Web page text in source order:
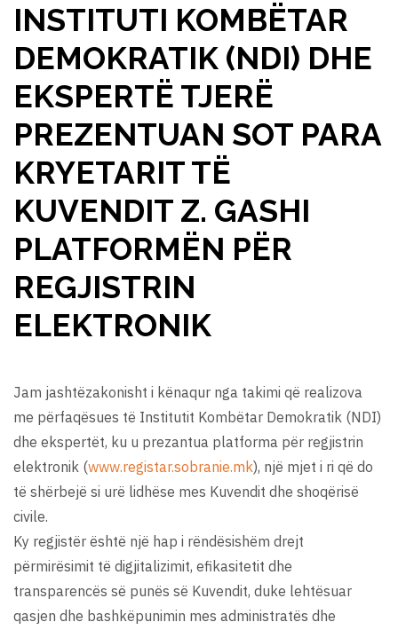
INSTITUTI KOMBËTAR
DEMOKRATIK (NDI) DHE
EKSPERTË TJERË
PREZENTUAN SOT PARA
KRYETARIT TË
KUVENDIT Z. GASHI
PLATFORMËN PËR
REGJISTRIN
ELEKTRONIK
Jam jashtëzakonisht i kënaqur nga takimi që realizova
me përfaqësues të Institutit Kombëtar Demokratik (NDI)
dhe ekspertët, ku u prezantua platforma për regjistrin
elektronik (www.registar.sobranie.mk), një mjet i ri që do
të shërbejë si urë lidhëse mes Kuvendit dhe shoqërisë
civile.
Ky regjistër është një hap i rëndësishëm drejt
përmirësimit të digjitalizimit, efikasitetit dhe
transparencës së punës së Kuvendit, duke lehtësuar
qasjen dhe bashkëpunimin mes administratës dhe